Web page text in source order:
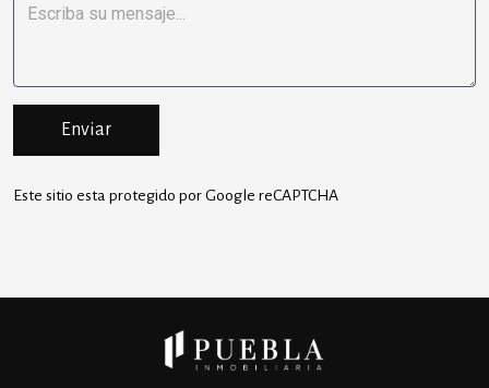
Enviar
Este sitio esta protegido por Google reCAPTCHA